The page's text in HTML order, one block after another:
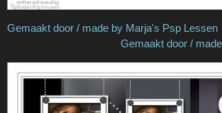
Gemaakt door / made by
Gemaakt door / made by